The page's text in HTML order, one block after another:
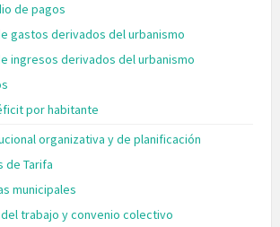
de pagos
gastos derivados del urbanismo
ingresos derivados del urbanismo
por habitante
organizativa y de planificación
de Tarifa
municipales
trabajo y convenio colectivo